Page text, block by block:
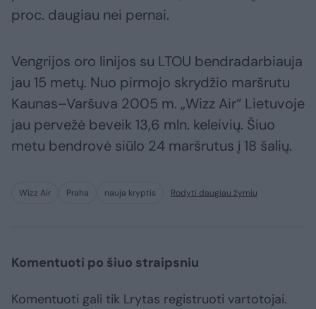
proc. daugiau nei pernai.
Vengrijos oro linijos su LTOU bendradarbiauja
jau 15 metų. Nuo pirmojo skrydžio maršrutu
Kaunas–Varšuva 2005 m. „Wizz Air“ Lietuvoje
jau pervežė beveik 13,6 mln. keleivių. Šiuo
metu bendrovė siūlo 24 maršrutus į 18 šalių.
Wizz Air Praha nauja kryptis Rodyti daugiau žymių
Komentuoti po šiuo straipsniu
Komentuoti gali tik Lrytas registruoti vartotojai.